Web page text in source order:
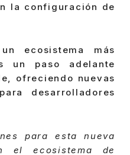
la configuración de
ecosistema más
un paso adelante
ofreciendo nuevas
desarrolladores
para esta nueva
el ecosistema de